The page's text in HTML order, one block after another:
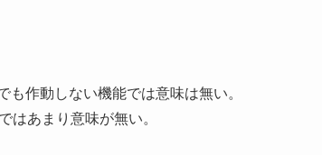
作動しない機能では意味は無い。
はあまり意味が無い。